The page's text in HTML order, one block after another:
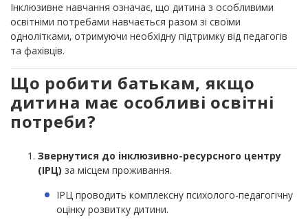
Інклюзивне навчання означає, що дитина з особливими
освітніми потребами навчається разом зі своїми
однолітками, отримуючи необхідну підтримку від педагогів
та фахівців.
Що робити батькам, якщо
дитина має особливі освітні
потреби?
Звернутися до інклюзивно-ресурсного центру
(ІРЦ) за місцем проживання.
ІРЦ проводить комплексну психолого-педагогічну
оцінку розвитку дитини.